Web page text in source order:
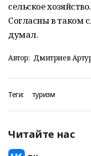
сельское
Согласны в таком
думал.
Автор: Дмитриев
Теги: туризм
Читайте нас